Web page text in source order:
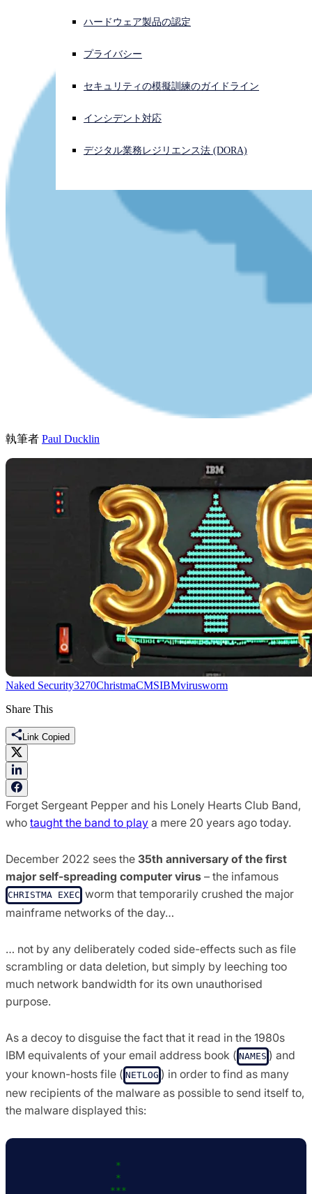
サイバー攻撃を受けている場合、連絡先はこちら
Open search
Open language switcher
ハードウェア製品の認定
プライバシー
セキュリティの模擬訓練のガイドライン
インシデント対応
デジタル業務レジリエンス法 (DORA)
執筆者 Paul Ducklin
Naked Security3270ChristmaCMSIBMvirusworm
Share This
Link Copied
Forget Sergeant Pepper and his Lonely Hearts Club Band,
who taught the band to play a mere 20 years ago today.
December 2022 sees the 35th anniversary of the first
major self-spreading computer virus – the infamous
CHRISTMA EXEC worm that temporarily crushed the major
mainframe networks of the day…
… not by any deliberately coded side-effects such as file
scrambling or data deletion, but simply by leeching too
much network bandwidth for its own unauthorised
purpose.
As a decoy to disguise the fact that it read in the 1980s
IBM equivalents of your email address book ( NAMES ) and
your known-hosts file ( NETLOG ) in order to find as many
new recipients of the malware as possible to send itself to,
the malware displayed this: